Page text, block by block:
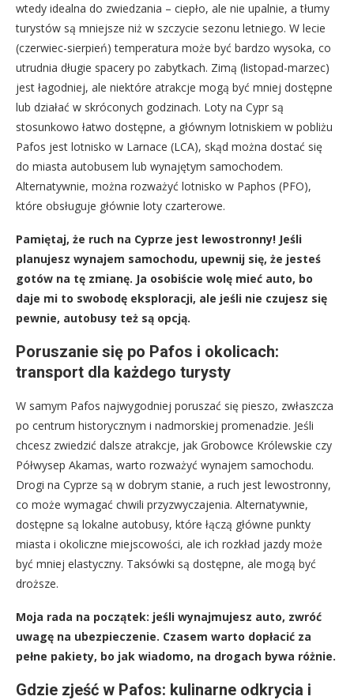
wtedy idealna do zwiedzania – ciepło, ale nie upalnie, a tłumy
turystów są mniejsze niż w szczycie sezonu letniego. W lecie
(czerwiec-sierpień) temperatura może być bardzo wysoka, co
utrudnia długie spacery po zabytkach. Zimą (listopad-marzec)
jest łagodniej, ale niektóre atrakcje mogą być mniej dostępne
lub działać w skróconych godzinach. Loty na Cypr są
stosunkowo łatwo dostępne, a głównym lotniskiem w pobliżu
Pafos jest lotnisko w Larnace (LCA), skąd można dostać się
do miasta autobusem lub wynajętym samochodem.
Alternatywnie, można rozważyć lotnisko w Paphos (PFO),
które obsługuje głównie loty czarterowe.
Pamiętaj, że ruch na Cyprze jest lewostronny! Jeśli
planujesz wynajem samochodu, upewnij się, że jesteś
gotów na tę zmianę. Ja osobiście wolę mieć auto, bo
daje mi to swobodę eksploracji, ale jeśli nie czujesz się
pewnie, autobusy też są opcją.
Poruszanie się po Pafos i okolicach:
transport dla każdego turysty
W samym Pafos najwygodniej poruszać się pieszo, zwłaszcza
po centrum historycznym i nadmorskiej promenadzie. Jeśli
chcesz zwiedzić dalsze atrakcje, jak Grobowce Królewskie czy
Półwysep Akamas, warto rozważyć wynajem samochodu.
Drogi na Cyprze są w dobrym stanie, a ruch jest lewostronny,
co może wymagać chwili przyzwyczajenia. Alternatywnie,
dostępne są lokalne autobusy, które łączą główne punkty
miasta i okoliczne miejscowości, ale ich rozkład jazdy może
być mniej elastyczny. Taksówki są dostępne, ale mogą być
droższe.
Moja rada na początek: jeśli wynajmujesz auto, zwróć
uwagę na ubezpieczenie. Czasem warto dopłacić za
pełne pakiety, bo jak wiadomo, na drogach bywa różnie.
Gdzie zjeść w Pafos: kulinarne odkrycia i